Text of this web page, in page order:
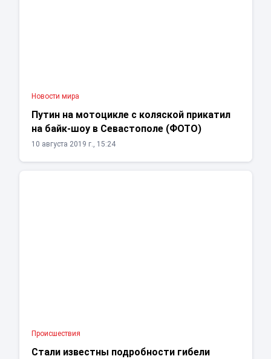
Новости мира
Путин на мотоцикле с коляской прикатил
на байк-шоу в Севастополе (ФОТО)
10 августа 2019 г., 15:24
Проиcшествия
Стали известны подробности гибели